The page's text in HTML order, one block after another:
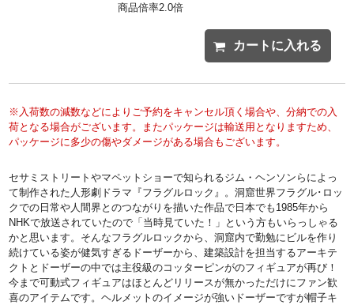
商品倍率2.0倍
カートに入れる
※入荷数の減数などによりご予約をキャンセル頂く場合や、分納での入
荷となる場合がございます。またパッケージは輸送用となりますため、
パッケージに多少の傷やダメージがある場合もございます。
セサミストリートやマペットショーで知られるジム・ヘンソンらによっ
て制作された人形劇ドラマ『フラグルロック』。洞窟世界フラグル･ロッ
クでの日常や人間界とのつながりを描いた作品で日本でも1985年から
NHKで放送されていたので「当時見ていた！」という方もいらっしゃる
かと思います。そんなフラグルロックから、洞窟内で勤勉にビルを作り
続けている姿が健気すぎるドーザーから、建築設計を担当するアーキテ
クトとドーザーの中では主役級のコッターピンがのフィギュアが再び！
今まで可動式フィギュアはほとんどリリースが無かっただけにファン歓
喜のアイテムです。ヘルメットのイメージが強いドーザーですが帽子キ